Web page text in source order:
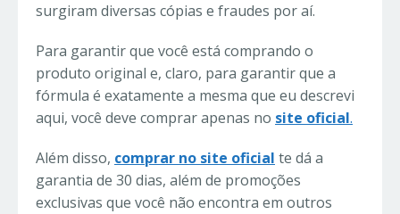
surgiram diversas cópias e fraudes por aí.
Para garantir que você está comprando o
produto original e, claro, para garantir que a
fórmula é exatamente a mesma que eu descrevi
aqui, você deve comprar apenas no site oficial.
Além disso, comprar no site oficial te dá a
garantia de 30 dias, além de promoções
exclusivas que você não encontra em outros